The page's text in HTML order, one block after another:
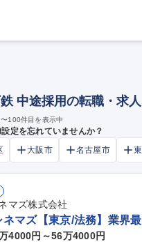
中途採用の転職・求
〜100件目を表示中
定を忘れていませんか？
大阪市 名古屋市
マズ株式会社
ネマズ【東京/法務】業界
4000円～56万4000円